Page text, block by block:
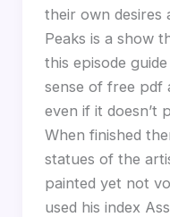
their own desires
Peaks is a show
this episode
sense of free pdf
even if it doesn’t
When finished
statues of the
painted yet not
used his index